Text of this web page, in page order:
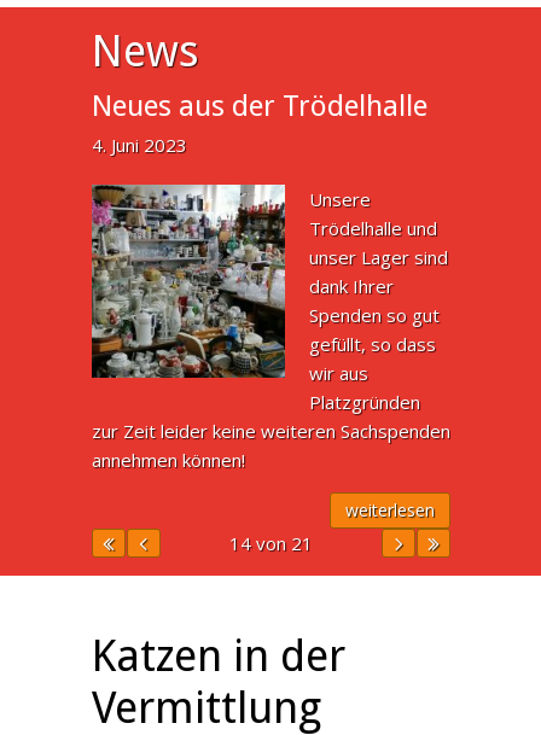
News
Neues aus der Trödelhalle
4. Juni 2023
Unsere
Trödelhalle und
unser Lager sind
dank Ihrer
Spenden so gut
gefüllt, so dass
wir aus
Platzgründen
zur Zeit leider keine weiteren Sachspenden
annehmen können!
weiterlesen
14 von 21
Katzen in der
Vermittlung